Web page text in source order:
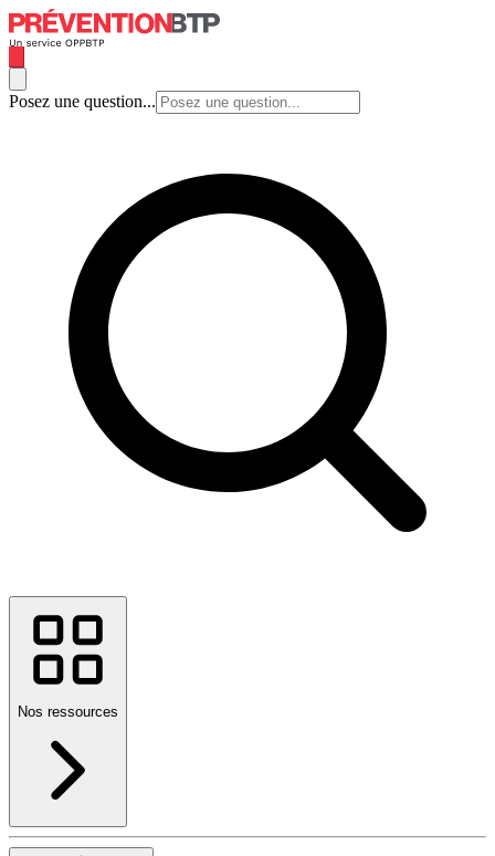
Posez une question...
Nos ressources